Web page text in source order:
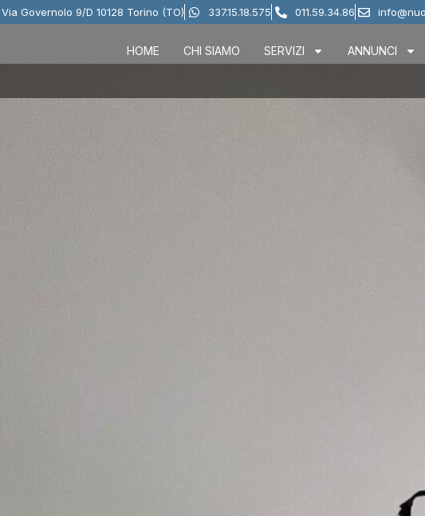
Via Governolo 9/D 10128 Torino (TO) 337.15.18.575 011.59.34.86
HOME CHI SIAMO SERVIZI ANNUNCI